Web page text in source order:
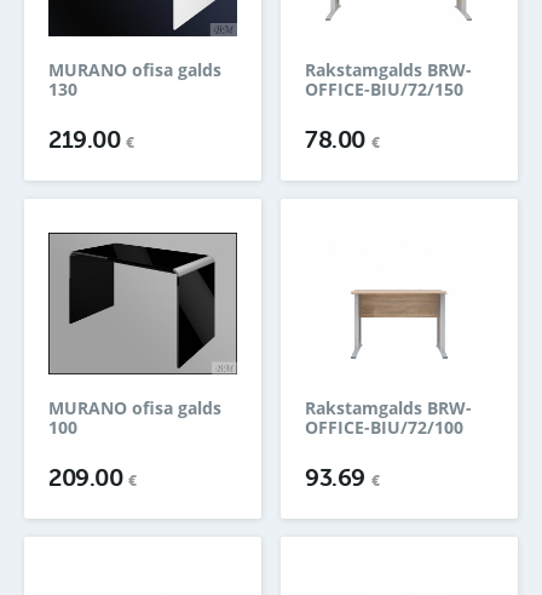
MURANO ofisa galds
130
219.00€
Rakstamgalds BRW-
OFFICE-BIU/72/150
78.00 €
MURANO ofisa galds
100
209.00€
Rakstamgalds BRW-
OFFICE-BIU/72/100
93.69 €